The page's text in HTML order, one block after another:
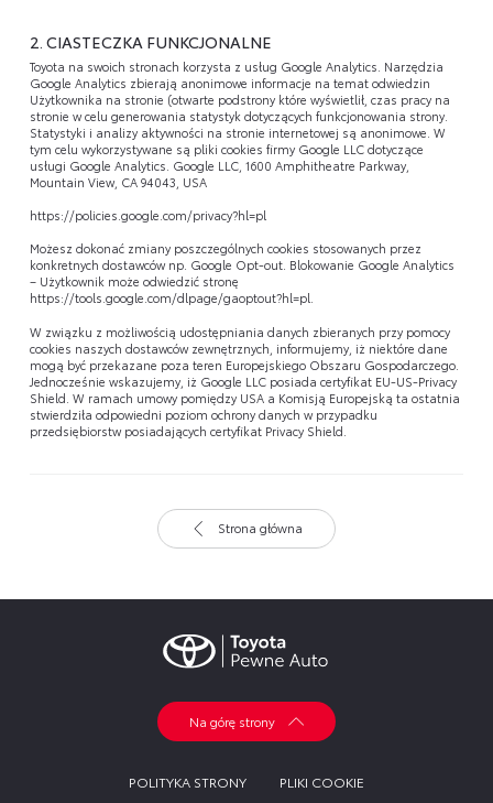
2. CIASTECZKA FUNKCJONALNE
Toyota na swoich stronach korzysta z usług Google Analytics. Narzędzia
Google Analytics zbierają anonimowe informacje na temat odwiedzin
Użytkownika na stronie (otwarte podstrony które wyświetlił, czas pracy na
stronie w celu generowania statystyk dotyczących funkcjonowania strony.
Statystyki i analizy aktywności na stronie internetowej są anonimowe. W
tym celu wykorzystywane są pliki cookies firmy Google LLC dotyczące
usługi Google Analytics. Google LLC, 1600 Amphitheatre Parkway,
Mountain View, CA 94043, USA
https://policies.google.com/privacy?hl=pl
Możesz dokonać zmiany poszczególnych cookies stosowanych przez
konkretnych dostawców np. Google Opt-out. Blokowanie Google Analytics
– Użytkownik może odwiedzić stronę
https://tools.google.com/dlpage/gaoptout?hl=pl.
W związku z możliwością udostępniania danych zbieranych przy pomocy
cookies naszych dostawców zewnętrznych, informujemy, iż niektóre dane
mogą być przekazane poza teren Europejskiego Obszaru Gospodarczego.
Jednocześnie wskazujemy, iż Google LLC posiada certyfikat EU-US-Privacy
Shield. W ramach umowy pomiędzy USA a Komisją Europejską ta ostatnia
stwierdziła odpowiedni poziom ochrony danych w przypadku
przedsiębiorstw posiadających certyfikat Privacy Shield.
Strona główna
POLITYKA STRONY PLIKI COOKIE
Na górę strony